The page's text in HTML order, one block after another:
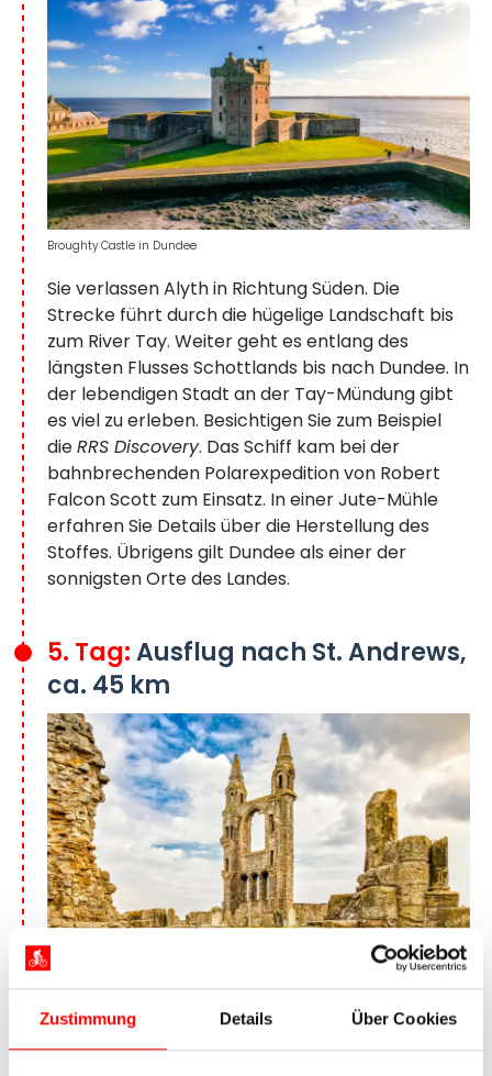
Zustimmung Details Über Cookies
Sie verlassen Alyth in Richtung Süden. Die
Strecke führt durch die hügelige Landschaft bis
zum River Tay. Weiter geht es entlang des
längsten Flusses Schottlands bis nach Dundee. In
der lebendigen Stadt an der Tay-Mündung gibt
es viel zu erleben. Besichtigen Sie zum Beispiel
dieRRS Discovery. Das Schiff kam bei der
bahnbrechenden Polarexpedition von Robert
Falcon Scott zum Einsatz. In einer Jute-Mühle
erfahren Sie Details über die Herstellung des
Stoffes. Übrigens gilt Dundee als einer der
sonnigsten Orte des Landes.
Broughty Castle in Dundee
5. Tag:Ausflug nach St. Andrews,
ca. 45 km
Ihre Radtour in Schottland führt Sie über die zwei
St. Andrews Cathedral in St. Andrews